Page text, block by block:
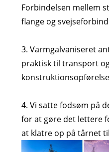
Forbindelsen mellem
flange og
3. Varmgalvaniseret
praktisk til transport
4. Vi satte fodsøm på
for at gøre det lettere
at klatre op på tårnet